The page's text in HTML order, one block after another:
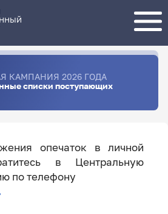
КАМПАНИЯ 2026 ГОДА
списки поступающих
опечаток в личной
в Центральную
по телефону